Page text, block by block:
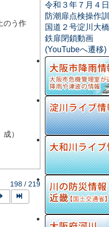
198 / 219
令和３年７月４日
防潮扉点検操作
国道２号淀川大
鉄扉閉鎖動画
(YouTubeへ遷移)